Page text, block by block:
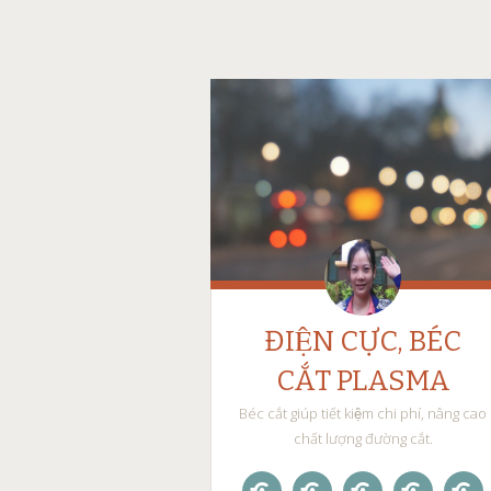
ĐIỆN CỰC, BÉC
CẮT PLASMA
Béc cắt giúp tiết kiệm chi phí, nâng cao
chất lượng đường cắt.